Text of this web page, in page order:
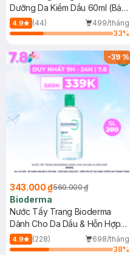
Dưỡng Da Kiềm Dầu 60ml (Bản
Mới)
4.9 (44)
499/tháng
33%
-39%
343.000 ₫560.000 ₫
Bioderma
Nước Tẩy Trang Bioderma
Dành Cho Da Dầu & Hỗn Hợp
500ml
4.9 (228)
698/tháng
38%